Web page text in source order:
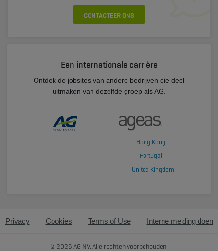
CONTACTEER ONS
Een internationale carrière
Ontdek de jobsites van andere bedrijven die deel
uitmaken van dezelfde groep als AG.
Hong Kong
Portugal
United Kingdom
Privacy Cookies Terms of Use Interne melding doen
© 2026 AG NV, Alle rechten voorbehouden.